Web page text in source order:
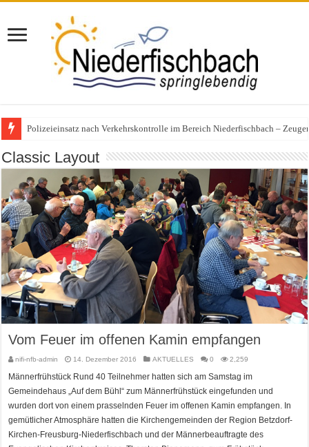
Polizeieinsatz nach Verkehrskontrolle im Bereich Niederfischbach –
Classic Layout
Vom Feuer im offenen Kamin empfangen
nifi-nfb-admin 14. Dezember 2016 AKTUELLES 0 2,259
Männerfrühstück Rund 40 Teilnehmer hatten sich am Samstag im
Gemeindehaus „Auf dem Bühl“ zum Männerfrühstück eingefunden und
wurden dort von einem prasselnden Feuer im offenen Kamin empfangen. In
gemütlicher Atmosphäre hatten die Kirchengemeinden der Region Betzdorf-
Kirchen-Freusburg-Niederfischbach und der Männerbeauftragte des